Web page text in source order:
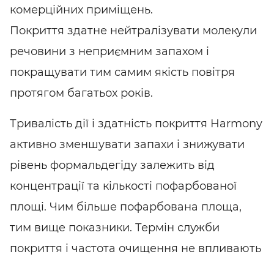
комерційних приміщень.
Покриття здатне нейтралізувати молекули
речовини з неприємним запахом і
покращувати тим самим якість повітря
протягом багатьох років.
Тривалість дії і здатність покриття Harmony
активно зменшувати запахи і знижувати
рівень формальдегіду залежить від
концентрації та кількості пофарбованої
площі. Чим більше пофарбована площа,
тим вище показники. Термін служби
покриття і частота очищення не впливають